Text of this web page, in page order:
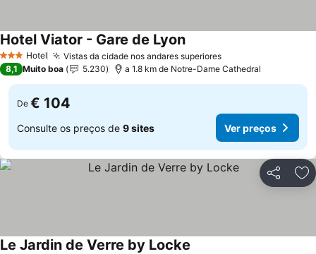
3 EstrelasHotel Vistas da cidade nos andares superioresVer preços
Hotel Viator - Gare de LyonVer preços
8,1 Muito boa 5.230 a 1.8 km de Notre-Dame Cathedral
De € 104
Consulte os preços de 9 sites Ver preços
Partilhar
Le Jardin de Verre by Locke